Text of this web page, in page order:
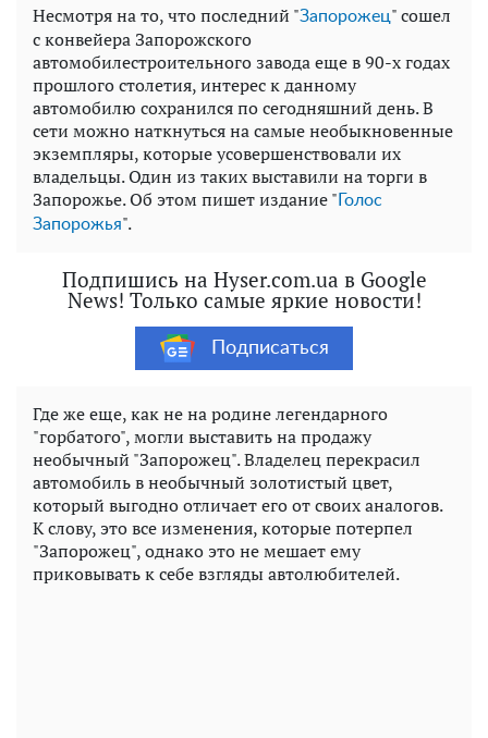
Несмотря на то, что последний "Запорожец" сошел
с конвейера Запорожского
автомобилестроительного завода еще в 90-х годах
прошлого столетия, интерес к данному
автомобилю сохранился по сегодняшний день. В
сети можно наткнуться на самые необыкновенные
экземпляры, которые усовершенствовали их
владельцы. Один из таких выставили на торги в
Запорожье. Об этом пишет издание " Голос
Запорожья".
Подпишись на Hyser.com.ua в Google
News! Только самые яркие новости!
Подписаться
Где же еще, как не на родине легендарного
"горбатого", могли выставить на продажу
необычный "Запорожец". Владелец перекрасил
автомобиль в необычный золотистый цвет,
который выгодно отличает его от своих аналогов.
К слову, это все изменения, которые потерпел
"Запорожец", однако это не мешает ему
приковывать к себе взгляды автолюбителей.